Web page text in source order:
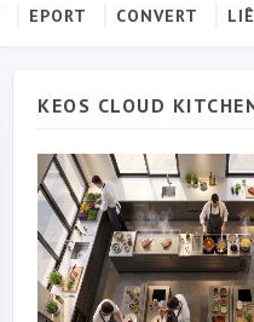
EPORT CONVERT
KEOS CLOUD